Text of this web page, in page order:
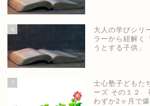
6
大人の学びシ
ラーから紐解く
うとする子供」
7
士心塾子どもた
ーズ その１２
わずか2ヶ月で